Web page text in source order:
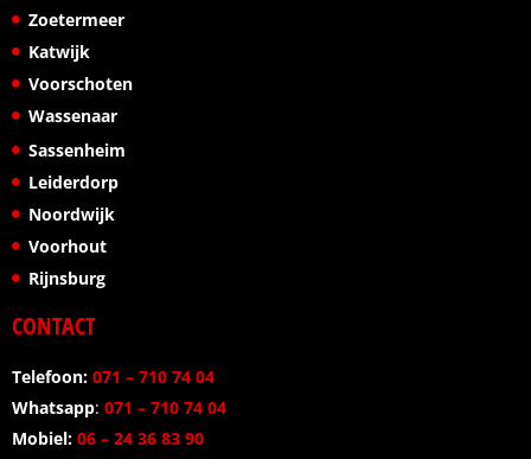
Zoetermeer
Katwijk
Voorschoten
Wassenaar
Sassenheim
Leiderdorp
Noordwijk
Voorhout
Rijnsburg
CONTACT
Telefoon: 071 – 710 74 04
Whatsapp: 071 – 710 74 04
Mobiel: 06 – 24 36 83 90